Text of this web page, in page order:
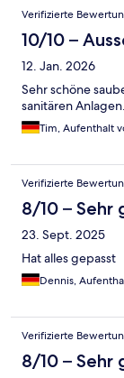
Verifizierte
10/10 –
12. Jan. 2026
Sehr schöne
sanitären
Tim, Aufenthalt
Verifizierte
8/10 – Sehr
23. Sept. 2025
Hat alles gepasst
Dennis,
Verifizierte
8/10 – Sehr